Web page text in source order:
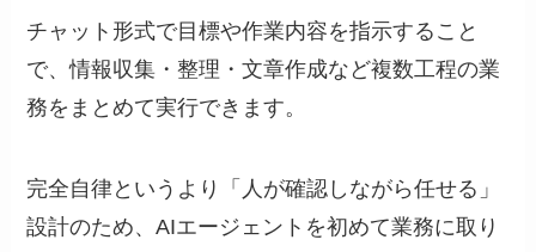
チャット形式で目標や作業内容を指示すること
で、情報収集・整理・文章作成など複数工程の業
務をまとめて実行できます。
完全自律というより「人が確認しながら任せる」
設計のため、AIエージェントを初めて業務に取り